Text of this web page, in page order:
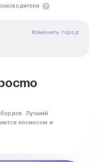
Изменить город
Лучший
космосом и